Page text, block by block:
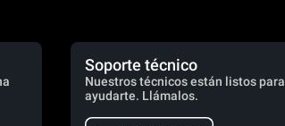
Soporte técnico
Nuestros técnicos están listos para
ayudarte. Llámalos.